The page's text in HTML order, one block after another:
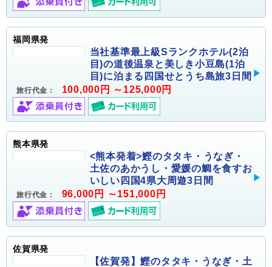
福岡県発
当社基準最上級Sランクホテル(2泊
目)の道後温泉と美しき小豆島(1泊
目)に泊まる四国せとうち島旅3日間
旅行代金： 100,000円 ～125,000円
熊本県発
<熊本発着>鰹のタタキ・うなぎ・
土佐のあかうし・愛媛の鯛を食すお
いしい四国4県大周遊3日間
旅行代金： 96,000円 ～151,000円
佐賀県発
【佐賀発】鰹のタタキ・うなぎ・土